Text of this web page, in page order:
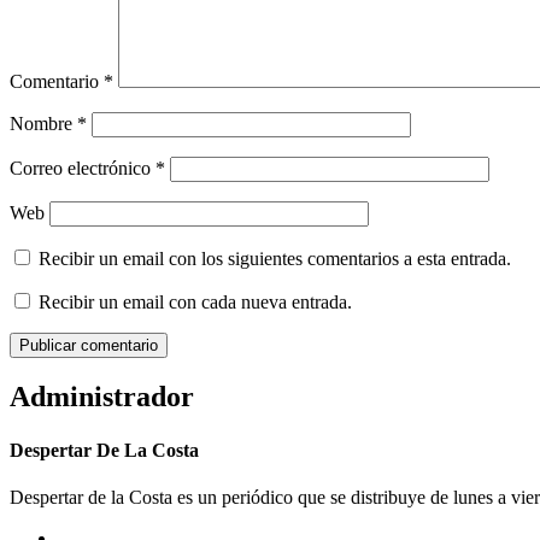
Comentario *
Nombre *
Correo electrónico *
Web
Recibir un email con los siguientes comentarios a esta entrada.
Recibir un email con cada nueva entrada.
Administrador
Despertar De La Costa
Despertar de la Costa es un periódico que se distribuye de lunes a